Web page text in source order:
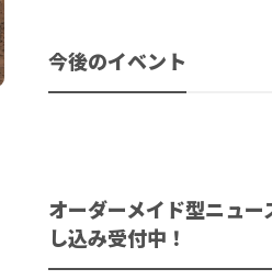
今後のイベント
オーダーメイド型ニュー
し込み受付中！